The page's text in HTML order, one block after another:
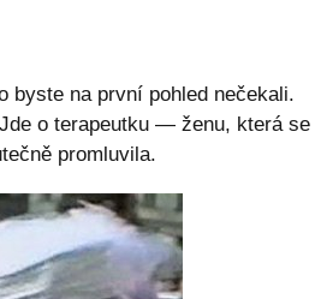
byste na první pohled nečekali.
o terapeutku — ženu, která se
promluvila.